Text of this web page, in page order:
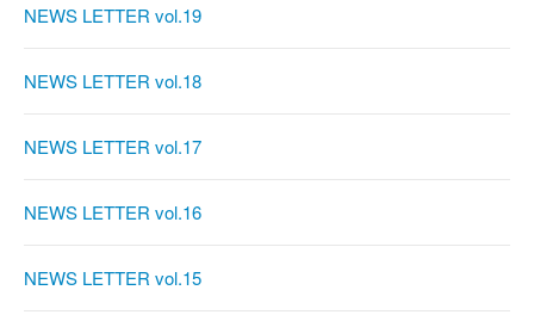
NEWS LETTER vol.19
NEWS LETTER vol.18
NEWS LETTER vol.17
NEWS LETTER vol.16
NEWS LETTER vol.15